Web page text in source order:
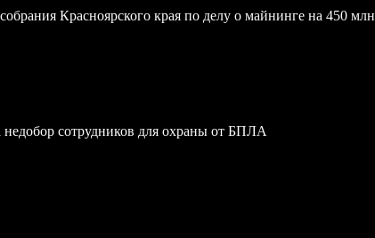
Красноярского края по делу о майнинге на 450 млн
сотрудников для охраны от БПЛА